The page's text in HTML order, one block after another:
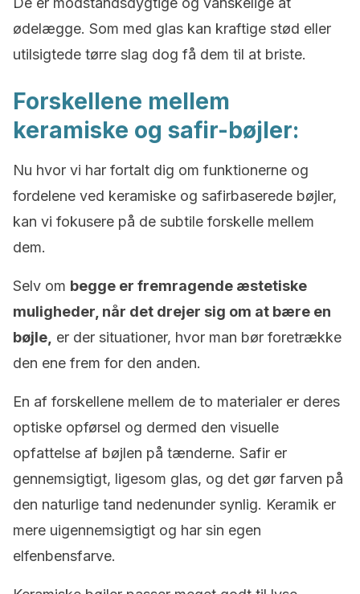
ødelægge. Som med glas kan kraftige stød eller
utilsigtede tørre slag dog få dem til at briste.
Forskellene mellem
keramiske og safir-bøjler:
Nu hvor vi har fortalt dig om funktionerne og
fordelene ved keramiske og safirbaserede bøjler,
kan vi fokusere på de subtile forskelle mellem
dem.
Selv om begge er fremragende æstetiske
muligheder, når det drejer sig om at bære en
bøjle, er der situationer, hvor man bør foretrække
den ene frem for den anden.
En af forskellene mellem de to materialer er deres
optiske opførsel og dermed den visuelle
opfattelse af bøjlen på tænderne. Safir er
gennemsigtigt, ligesom glas, og det gør farven på
den naturlige tand nedenunder synlig. Keramik er
mere uigennemsigtigt og har sin egen
elfenbensfarve.